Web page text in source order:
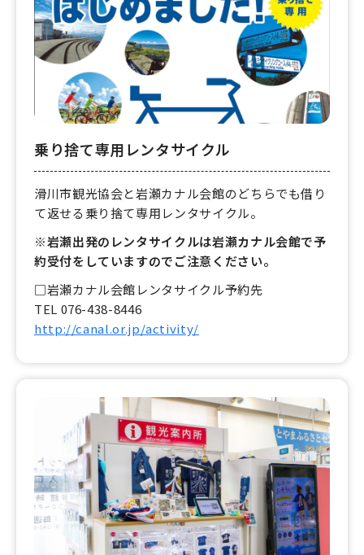
乗り捨て専用レンタサイクル
滑川市観光協会と岩瀬カナル会館のどちらでも借り
て返せる乗り捨て専用レンタサイクル。
※岩瀬出発のレンタサイクルは岩瀬カナル会館で予
約受付をしていますのでご注意ください。
□岩瀬カナル会館レンタサイクル予約先
TEL 076-438-8446
http://canal.or.jp/activity/